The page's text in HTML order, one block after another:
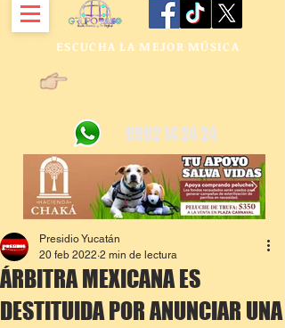
ESCUCHA LA MEJOR MÚSICA
9992 14 24 24
ÁRBITRA MEXICANA ES
DESTITUIDA POR ANUNCIAR UNA
Presidio Yucatán
20 feb 2022 2 min de lectura